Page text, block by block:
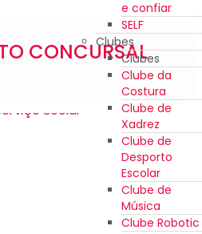
e confiar
SELF
Clubes
Clubes
Clube da
Costura
Clube de
Xadrez
Clube de
Desporto
Escolar
Clube de
Música
Clube Robotic
CONCURSAL